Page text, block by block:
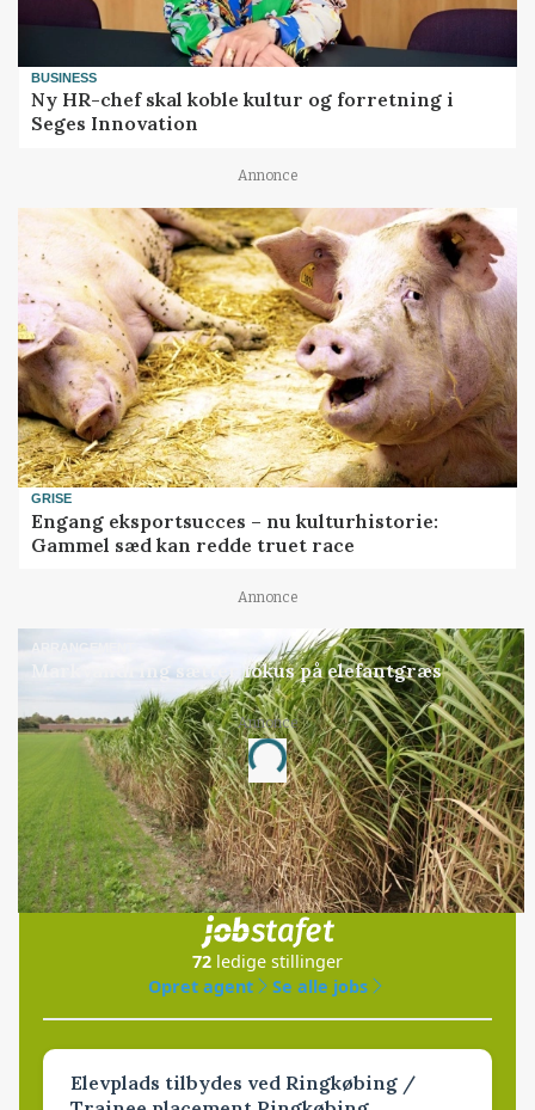
BUSINESS
Ny HR-chef skal koble kultur og forretning i
Seges Innovation
Annonce
GRISE
Engang eksportsucces – nu kulturhistorie:
Gammel sæd kan redde truet race
Annonce
ARRANGEMENT
Markvandring sætter fokus på elefantgræs
Annonce
Loading...
Jobs
i samarbejde med
72 ledige stillinger
Opret agent
Se alle jobs
Elevplads tilbydes ved Ringkøbing /